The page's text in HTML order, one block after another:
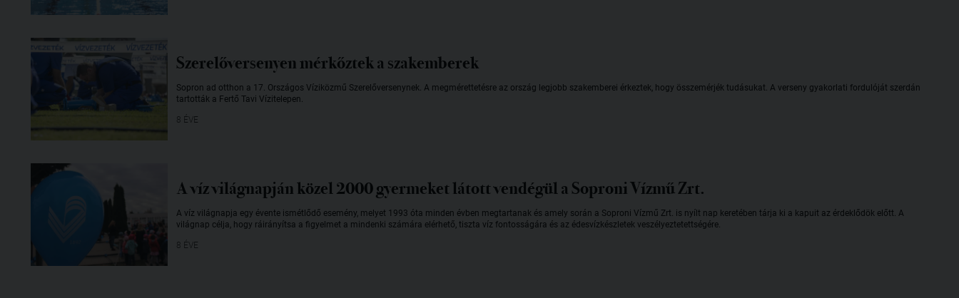
Szerelőversenyen mérkőztek a szakemberek
Sopron ad otthon a 17. Országos Víziközmű Szerelőversenynek. A megmérettetésre az ország legjobb szakemberei érkeztek, hogy összemérjék tudásukat. A verseny gyakorlati fordulóját szerdán
tartották a Fertő Tavi Vízitelepen.
8 ÉVE
A víz világnapján közel 2000 gyermeket látott vendégül a Soproni Vízmű Zrt.
A víz világnapja egy évente ismétlődő esemény, melyet 1993 óta minden évben megtartanak és amely során a Soproni Vízmű Zrt. is nyílt nap keretében tárja ki a kapuit az érdeklődök előtt. A
világnap célja, hogy ráirányítsa a figyelmet a mindenki számára elérhető, tiszta víz fontosságára és az édesvízkészletek veszélyeztetettségére.
8 ÉVE